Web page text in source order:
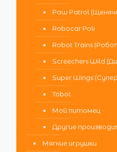
Paw Patrol
Robocar Poli
Robot Trains
Screechers Wild
Super Wings
Tobot
Мой питомец
Другие
Мягкие игрушки